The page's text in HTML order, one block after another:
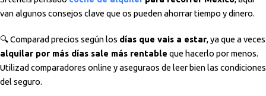
van algunos consejos clave que os pueden ahorrar tiempo y dinero.
🔍 Comparad precios según los días que vais a estar, ya que a veces
alquilar por más días sale más rentable que hacerlo por menos.
Utilizad comparadores online y aseguraos de leer bien las condiciones
del seguro.